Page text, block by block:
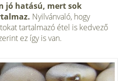
jó hatású, mert sok
Nyilvánvaló, hogy
tartalmazó étel is kedvező
ez így is van.